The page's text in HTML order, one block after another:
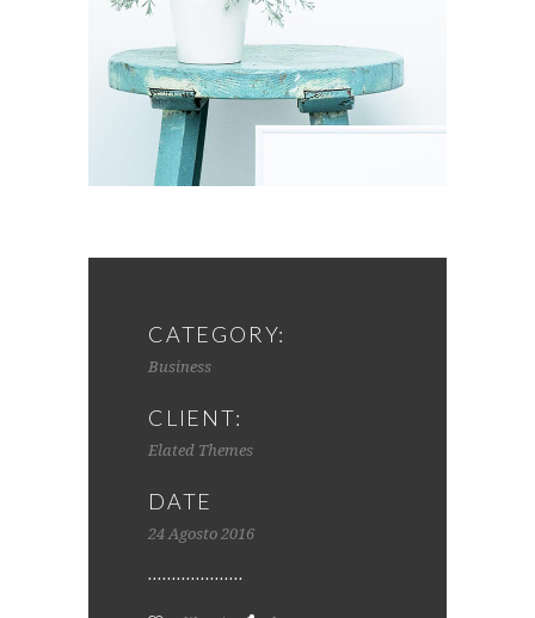
CATEGORY:
Business
CLIENT:
Elated Themes
DATE
24 Agosto 2016